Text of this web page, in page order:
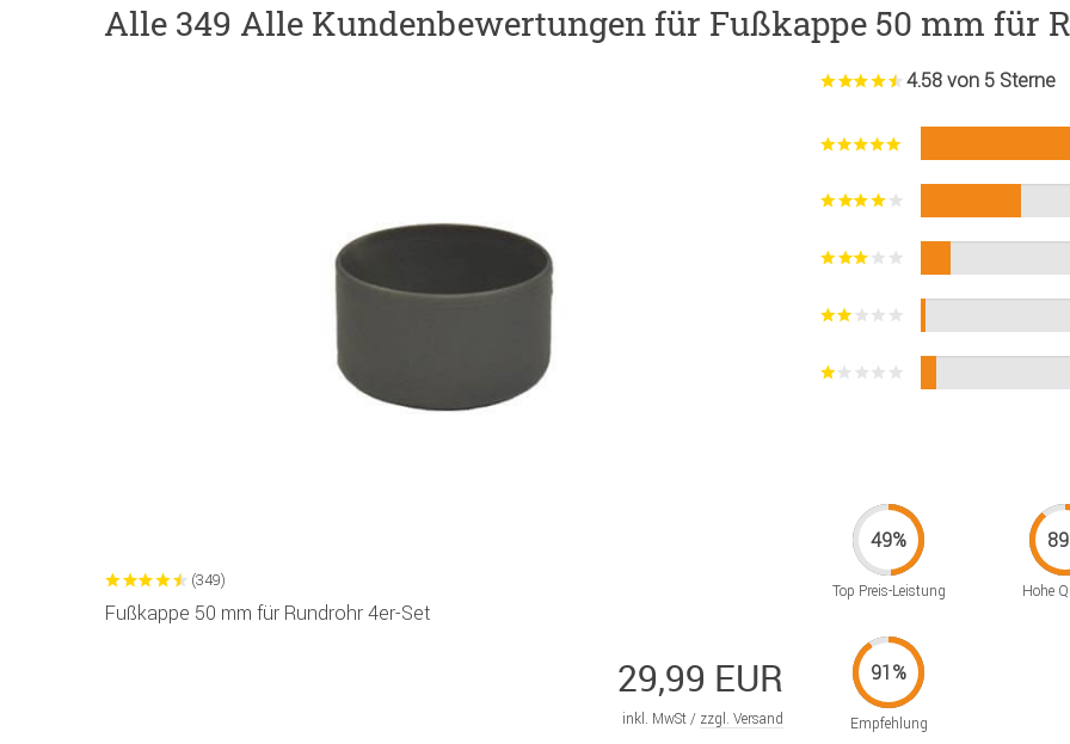
Alle 349 Alle Kundenbewertungen für Fußkappe 50 mm für
(349)
Fußkappe 50 mm für Rundrohr 4er-Set
29,99 EUR
inkl. MwSt / zzgl. Versand
4.58 von 5 Sterne
Top Preis-Leistung Hohe
Empfehlung